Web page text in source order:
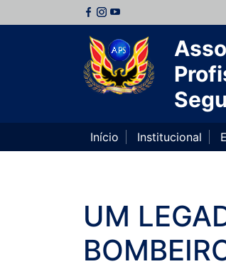
Início Institucional
UM